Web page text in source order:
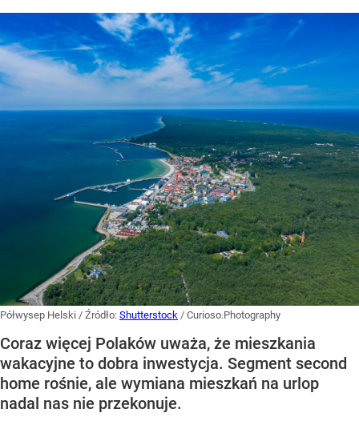
Półwysep Helski / Źródło: Shutterstock / Curioso.Photography
Coraz więcej Polaków uważa, że mieszkania
wakacyjne to dobra inwestycja. Segment second
home rośnie, ale wymiana mieszkań na urlop
nadal nas nie przekonuje.